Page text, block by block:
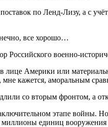
по Ленд-Лизу, а с
все хорошо…
Российского военно-
лице Америки или
кажется, аморальным
со вторым фронтом, а
этапе войны.
единиц